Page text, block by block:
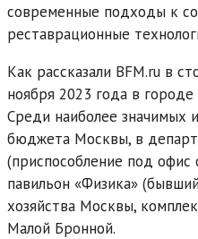
современные подходы к
реставрационные
Как рассказали BFM.ru в
ноября 2023 года в
Среди наиболее значимых
бюджета Москвы, в
(приспособление под офис
павильон «Физика»
хозяйства Москвы,
Малой Бронной.